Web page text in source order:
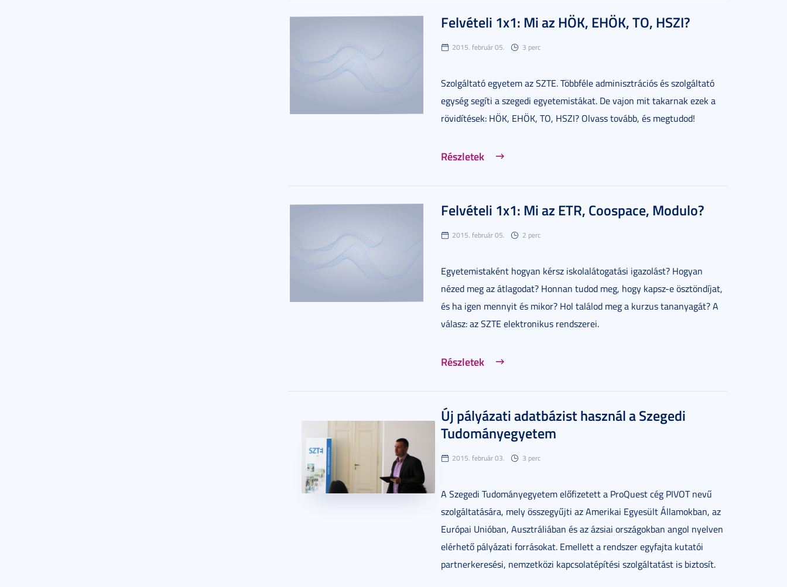
Felvételi 1x1: Mi az HÖK, EHÖK, TO, HSZI?
2015. február 05. 3 perc
Szolgáltató egyetem az SZTE. Többféle adminisztrációs és szolgáltató
egység segíti a szegedi egyetemistákat. De vajon mit takarnak ezek a
rövidítések: HÖK, EHÖK, TO, HSZI? Olvass tovább, és megtudod!
Részletek
Felvételi 1x1: Mi az ETR, Coospace, Modulo?
2015. február 05. 2 perc
Egyetemistaként hogyan kérsz iskolalátogatási igazolást? Hogyan
nézed meg az átlagodat? Honnan tudod meg, hogy kapsz-e ösztöndíjat,
és ha igen mennyit és mikor? Hol találod meg a kurzus tananyagát? A
válasz: az SZTE elektronikus rendszerei.
Részletek
Új pályázati adatbázist használ a Szegedi
Tudományegyetem
2015. február 03. 3 perc
A Szegedi Tudományegyetem előfizetett a ProQuest cég PIVOT nevű
szolgáltatására, mely összegyűjti az Amerikai Egyesült Államokban, az
Európai Unióban, Ausztráliában és az ázsiai országokban angol nyelven
elérhető pályázati forrásokat. Emellett a rendszer egyfajta kutatói
partnerkeresési, nemzetközi kapcsolatépítési szolgáltatást is biztosít.